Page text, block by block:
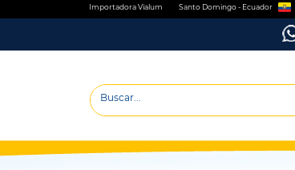
Importadora Vialum Santo Domingo - Ecuador